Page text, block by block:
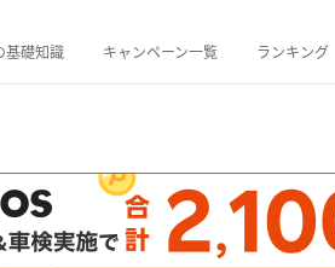
基礎知識 キャンペーン一覧 ランキング